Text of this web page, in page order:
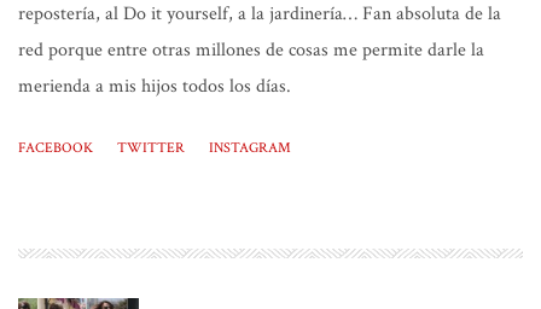
repostería, al Do it yourself, a la jardinería… Fan absoluta de la
red porque entre otras millones de cosas me permite darle la
merienda a mis hijos todos los días.
FACEBOOK TWITTER INSTAGRAM